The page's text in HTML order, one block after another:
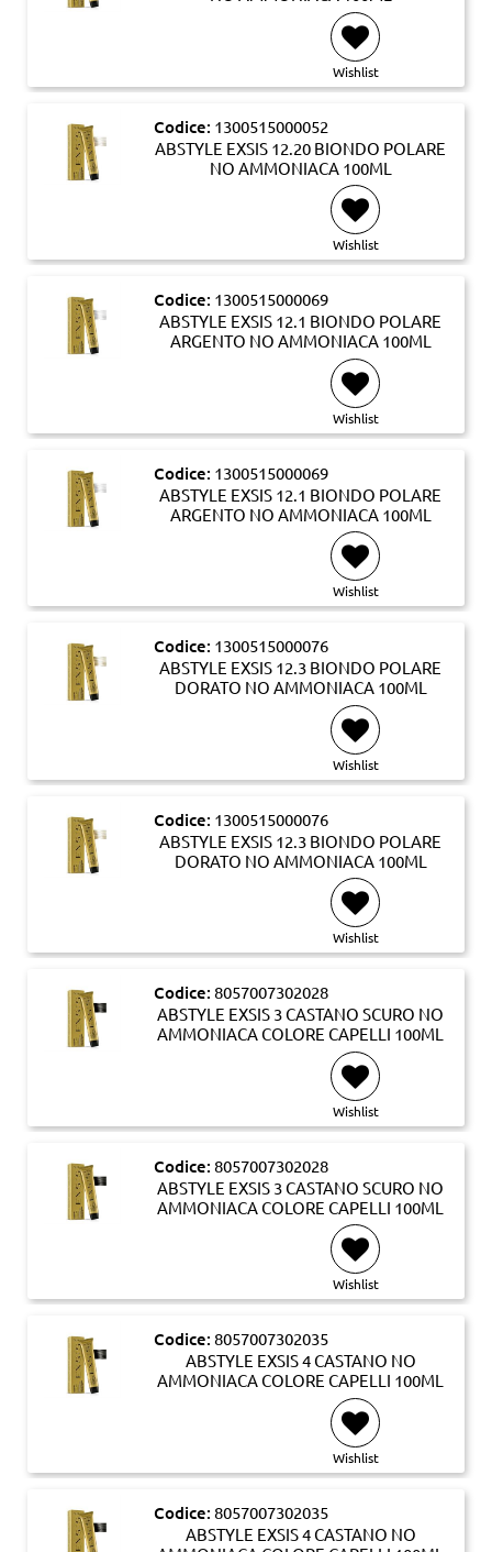
Wishlist
Codice: 1300515000052
ABSTYLE EXSIS 12.20 BIONDO POLARE
NO AMMONIACA 100ML
Wishlist
Codice: 1300515000069
ABSTYLE EXSIS 12.1 BIONDO POLARE
ARGENTO NO AMMONIACA 100ML
Wishlist
Codice: 1300515000069
ABSTYLE EXSIS 12.1 BIONDO POLARE
ARGENTO NO AMMONIACA 100ML
Wishlist
Codice: 1300515000076
ABSTYLE EXSIS 12.3 BIONDO POLARE
DORATO NO AMMONIACA 100ML
Wishlist
Codice: 1300515000076
ABSTYLE EXSIS 12.3 BIONDO POLARE
DORATO NO AMMONIACA 100ML
Wishlist
Codice: 8057007302028
ABSTYLE EXSIS 3 CASTANO SCURO NO
AMMONIACA COLORE CAPELLI 100ML
Wishlist
Codice: 8057007302028
ABSTYLE EXSIS 3 CASTANO SCURO NO
AMMONIACA COLORE CAPELLI 100ML
Wishlist
Codice: 8057007302035
ABSTYLE EXSIS 4 CASTANO NO
AMMONIACA COLORE CAPELLI 100ML
Wishlist
Codice: 8057007302035
ABSTYLE EXSIS 4 CASTANO NO